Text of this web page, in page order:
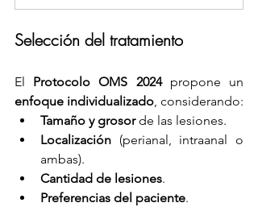
Selección del tratamiento
El Protocolo OMS 2024
enfoque individualizado, considerando:
Tamaño y grosor de las lesiones.
Localización (perianal, intraanal o
ambas).
Cantidad de lesiones.
Preferencias del paciente.